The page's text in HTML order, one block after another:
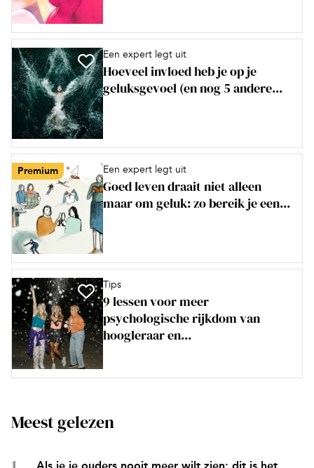
Een expert legt uit
Hoeveel invloed heb je op je
geluksgevoel (en nog 5 andere...
Premium Een expert legt uit
Goed leven draait niet alleen
maar om geluk: zo bereik je een...
Tips
9 lessen voor meer
psychologische rijkdom van
hoogleraar en...
Meest gelezen